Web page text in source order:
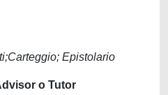
Epistolario
o Tutor